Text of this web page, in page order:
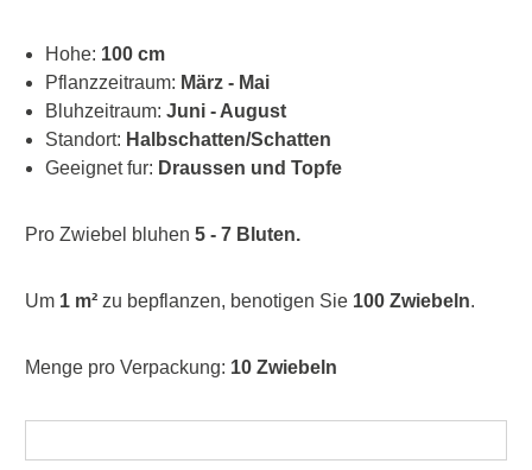
Hohe: 100 cm
Pflanzzeitraum: März - Mai
Bluhzeitraum: Juni - August
Standort: Halbschatten/Schatten
Geeignet fur: Draussen und Topfe
Pro Zwiebel bluhen 5 - 7 Bluten.
Um 1 m² zu bepflanzen, benotigen Sie 100 Zwiebeln.
Menge pro Verpackung: 10 Zwiebeln